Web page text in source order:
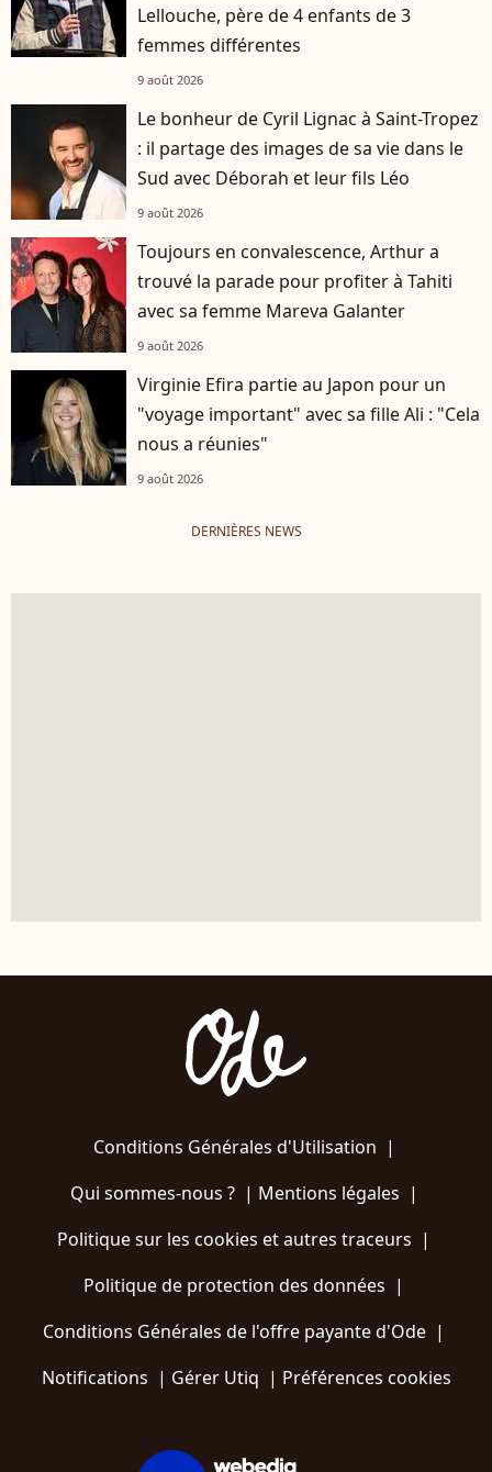
Lellouche, père de 4 enfants de 3
femmes différentes
9 août 2026
Le bonheur de Cyril Lignac à Saint-Tropez
: il partage des images de sa vie dans le
Sud avec Déborah et leur fils Léo
9 août 2026
Toujours en convalescence, Arthur a
trouvé la parade pour profiter à Tahiti
avec sa femme Mareva Galanter
9 août 2026
Virginie Efira partie au Japon pour un
"voyage important" avec sa fille Ali : "Cela
nous a réunies"
9 août 2026
DERNIÈRES NEWS
Conditions Générales d'Utilisation |
Qui sommes-nous ?| Mentions légales |
Politique sur les cookies et autres traceurs |
Politique de protection des données |
Conditions Générales de l'offre payante d'Ode |
Notifications | Gérer Utiq | Préférences cookies